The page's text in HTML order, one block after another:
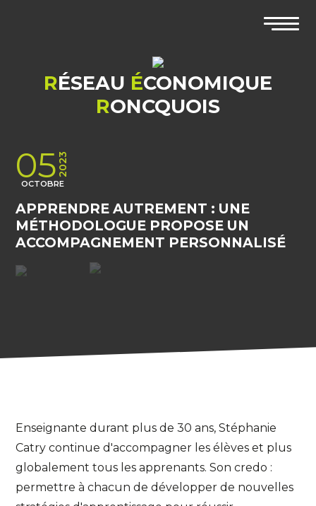
RÉSEAU ÉCONOMIQUE
RONCQUOIS
05
OCTOBRE
2023
APPRENDRE AUTREMENT : UNE
MÉTHODOLOGUE PROPOSE UN
ACCOMPAGNEMENT PERSONNALISÉ
Enseignante durant plus de 30 ans, Stéphanie
Catry continue d'accompagner les élèves et plus
globalement tous les apprenants. Son credo :
permettre à chacun de développer de nouvelles